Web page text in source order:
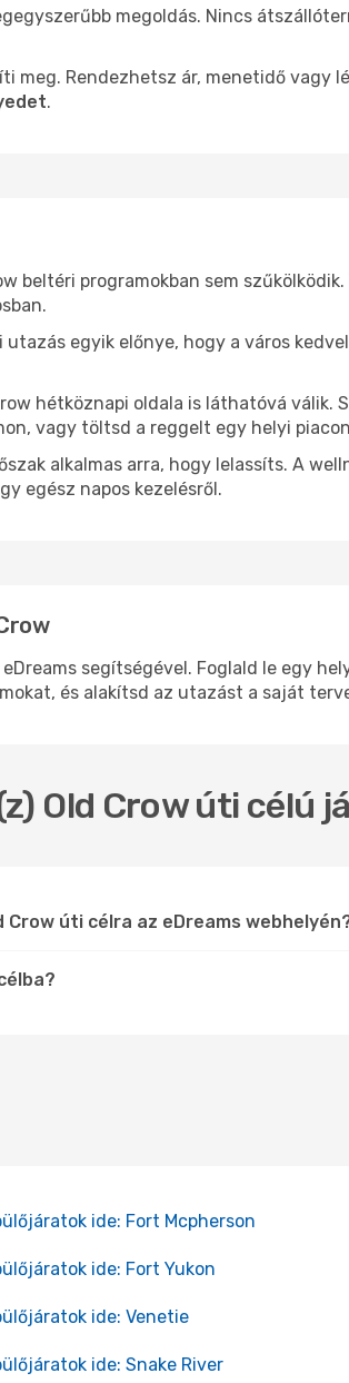
megoldás. Nincs
Rendezhetsz ár, menetidő vagy
.
beltéri programokban sem
utazás egyik előnye, hogy a város
hétköznapi oldala is láthatóvá válik.
vagy töltsd a reggelt egy helyi
alkalmas arra, hogy lelassíts. A
egész napos kezelésről.
segítségével. Foglald le egy
és alakítsd az utazást a saját
Old Crow úti célú
úti célra az eDreams
ide: Fort Mcpherson
ide: Fort Yukon
ide: Venetie
ide: Snake River